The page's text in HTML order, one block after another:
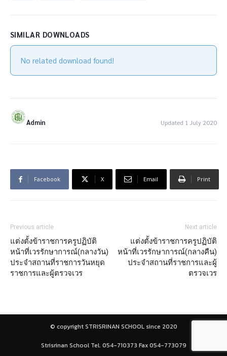
SIMILAR DOWNLOADS
No related download found!
Admin Updated 1 July 2020
Facebook X Email Print
Previous article
แต่งตั้งข้าราชการครูปฏิบัติ
หน้าที่เวรรักษาการณ์(กลางวัน)
ประจำสถานที่ราชการวันหยุด
ราชการและผู้ตรวจเวร
Next article
แต่งตั้งข้าราชการครูปฏิบัติ
หน้าที่เวรรักษาการณ์(กลางคืน)
ประจำสถานที่ราชการและผู้
ตรวจเวร
© copyright STRISRINAN SCHOOL since 2020
Strisrinan School Tel. 054-710373 Fax 054-773079